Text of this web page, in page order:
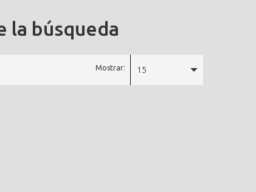
la búsqueda
Mostrar: 15